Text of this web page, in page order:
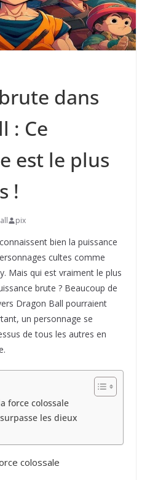
dans
: Ce
est le plus
!
pix
bien la puissance
cultes comme
Mais qui est vraiment le plus
brute ? Beaucoup de
Dragon Ball pourraient
un personnage se
de tous les autres en
force colossale
les dieux
colossale